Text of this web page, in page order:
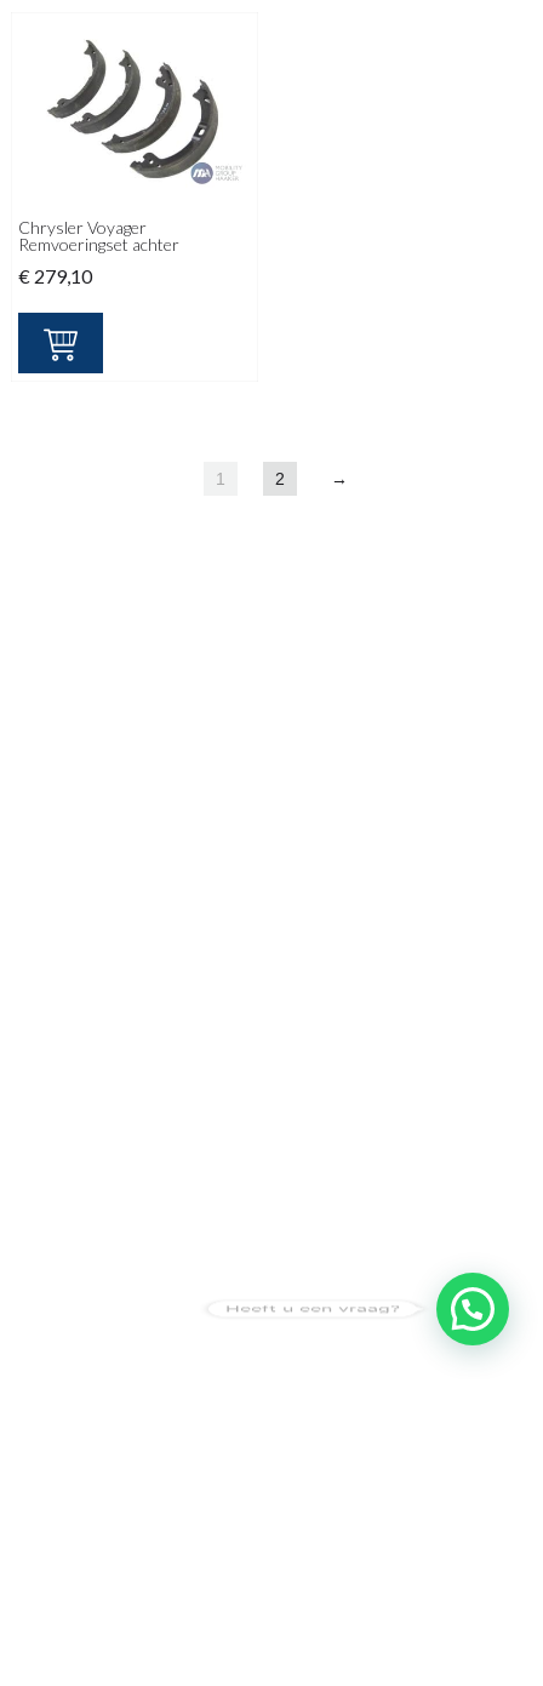
Chrysler Voyager
Remvoeringset achter
€ 279,10
1 2 →
Heeft u een vraag?